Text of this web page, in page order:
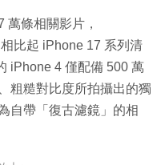
萬條相關影片，
比起 iPhone 17 系列清
iPhone 4 僅配備 500 萬
粗糙對比度所拍攝出的獨
自帶「復古濾鏡」的相